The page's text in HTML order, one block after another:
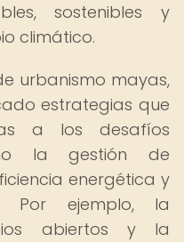
sostenibles y
climático.
urbanismo mayas,
estrategias que
a los desafíos
la gestión de
energética y
Por ejemplo, la
abiertos y la